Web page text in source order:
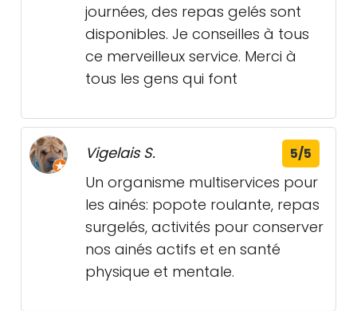
journées, des repas gelés sont
disponibles. Je conseilles à tous
ce merveilleux service. Merci à
tous les gens qui font
Vigelais S. 5/5
Un organisme multiservices pour
les ainés: popote roulante, repas
surgelés, activités pour conserver
nos ainés actifs et en santé
physique et mentale.